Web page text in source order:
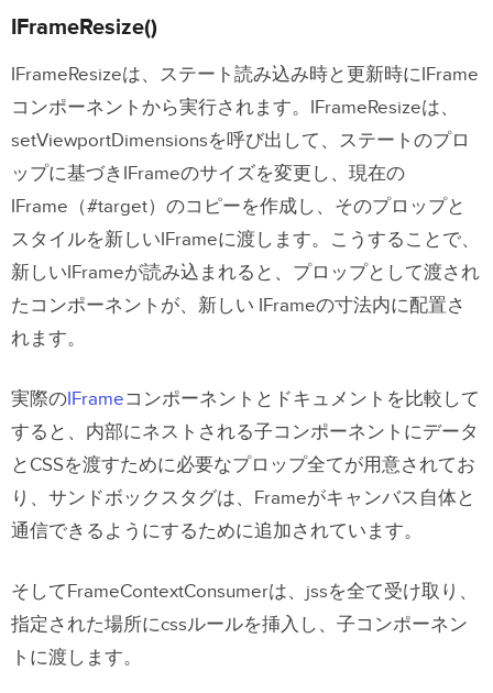
IFrameResize()
IFrameResizeは、ステート読み込み時と更新時にIFrame
コンポーネントから実行されます。IFrameResizeは、
setViewportDimensionsを呼び出して、ステートのプロ
ップに基づきIFrameのサイズを変更し、現在の
IFrame（#target）のコピーを作成し、そのプロップと
スタイルを新しいIFrameに渡します。こうすることで、
新しいIFrameが読み込まれると、プロップとして渡され
たコンポーネントが、新しい IFrameの寸法内に配置さ
れます。
実際のIFrameコンポーネントとドキュメントを比較して
すると、内部にネストされる子コンポーネントにデータ
とCSSを渡すために必要なプロップ全てが用意されてお
り、サンドボックスタグは、Frameがキャンバス自体と
通信できるようにするために追加されています。
そしてFrameContextConsumerは、jssを全て受け取り、
指定された場所にcssルールを挿入し、子コンポーネン
トに渡します。